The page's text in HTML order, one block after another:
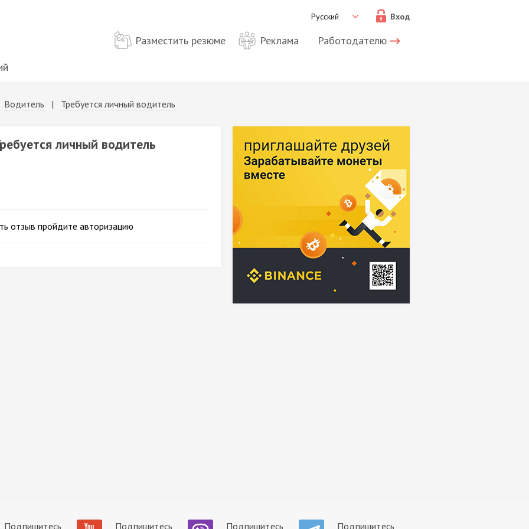
Вход
Русский
Разместить резюме Реклама
Работодателю
Водитель | Требуется личный водитель
личный водитель
отзыв пройдите авторизацию
Подпишитесь Подпишитесь Подпишитесь Подпишитесь